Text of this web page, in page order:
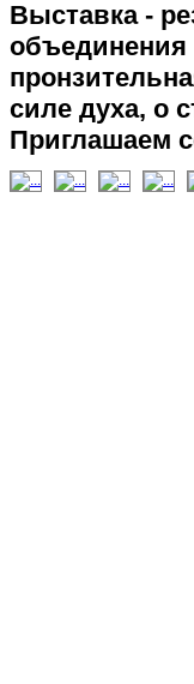
Выставка -
силе духа, о
Приглашаем